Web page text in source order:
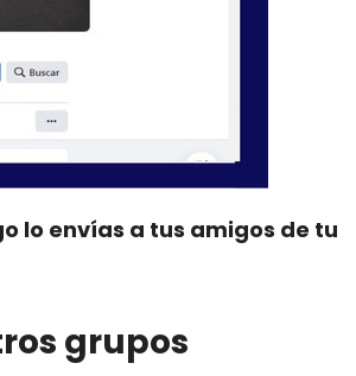
lo envías a tus amigos de tu
grupos